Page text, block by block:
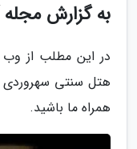
به گزارش
در این مطلب از وب
هتل سنتی سهروردی
همراه ما باشید.